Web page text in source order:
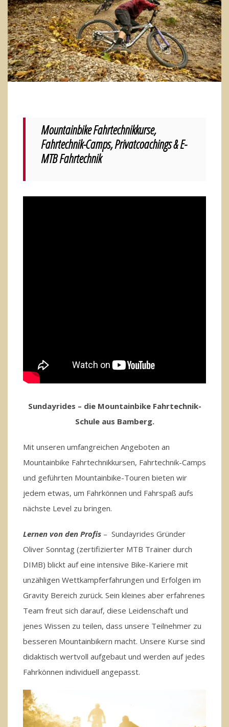
Mountainbike Fahrtechnikkurse,
Fahrtechnik-Camps, Privatcoachings & E-
MTB Fahrtechnik
Sundayrides – die Mountainbike Fahrtechnik-
Schule aus Bamberg.
Mit unseren umfangreichen Angeboten an
Mountainbike Fahrtechnikkursen, Fahrtechnik-Camps
und geführten Mountainbike-Touren bieten wir
jedem etwas, um Fahrkönnen und Fahrspaß aufs
nächste Level zu bringen.
Lernen von den Profis – Sundayrides Gründer
Oliver Sonntag (zertifizierter MTB Trainer durch
DIMB) blickt auf eine intensive Bike-Kariere mit
unzähligen Wettkampferfahrungen und Erfolgen im
Gravity Bereich zurück. Sein kleines aber erfahrenes
Team freut sich darauf, diese Leidenschaft und
jenes Wissen zu teilen, dass unsere Teilnehmer zu
besseren Mountainbikern macht. Unsere Kurse sind
didaktisch wertvoll aufgebaut und werden auf jedes
Fahrkönnen individuell angepasst.